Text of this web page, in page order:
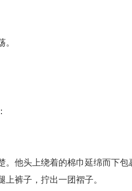
。他头上绕着的棉巾延绵而下包
裤子，拧出一团褶子。